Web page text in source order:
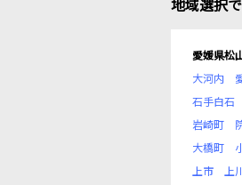
地域選択
愛媛県松
大河内
石手白石
岩崎町
大橋町
上市
上